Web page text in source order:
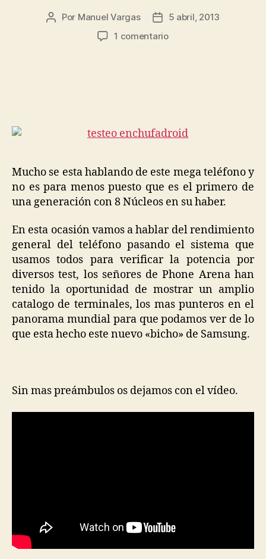
Autor
Por Manuel Vargas
Fecha
de
5 abril, 2013
1 comentarioen
enfrenta
a
competidores
Mucho se esta hablando de este mega teléfono y
no es para menos puesto que es el primero de
una generación con 8 Núcleos en su haber.
En esta ocasión vamos a hablar del rendimiento
general del teléfono pasando el sistema que
usamos todos para verificar la potencia por
diversos test, los señores de Phone Arena han
tenido la oportunidad de mostrar un amplio
catalogo de terminales, los mas punteros en el
panorama mundial para que podamos ver de lo
que esta hecho este nuevo «bicho» de Samsung.
Sin mas preámbulos os dejamos con el vídeo.